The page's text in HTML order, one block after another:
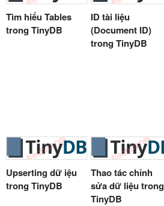
Tìm hiểu Tables
trong TinyDB
ID tài liệu
(Document ID)
trong TinyDB
Upserting dữ iệu
trong TinyDB
Thao tác chỉnh
sửa dữ liệu trong
TinyDB